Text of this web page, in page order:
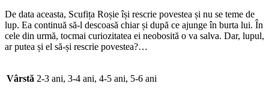
De data aceasta, Scufița Roșie își rescrie povestea și nu se teme de
lup. Ea continuă să-l descoasă chiar și după ce ajunge în burta lui. În
cele din urmă, tocmai curiozitatea ei neobosită o va salva. Dar, lupul,
ar putea și el să-și rescrie povestea?…
Vârstă 2-3 ani, 3-4 ani, 4-5 ani, 5-6 ani